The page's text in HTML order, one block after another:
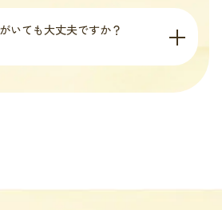
いても大丈夫ですか？